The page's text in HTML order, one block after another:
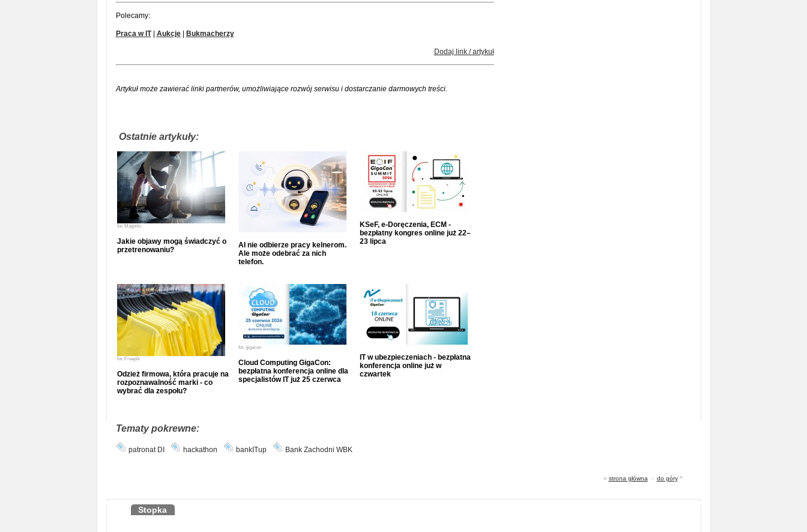
Polecamy:
Praca w IT| Aukcje| Bukmacherzy
Dodaj link / artykuł
Artykuł może zawierać linki partnerów, umożliwiające rozwój serwisu i dostarczanie darmowych treści.
Ostatnie artykuły:
fot. Magnific
Jakie objawy mogą świadczyć o
przetrenowaniu?
AI nie odbierze pracy kelnerom.
Ale może odebrać za nich
telefon.
KSeF, e-Doręczenia, ECM -
bezpłatny kongres online już 22–
23 lipca
fot. Freepik
Odzież firmowa, która pracuje na
rozpoznawalność marki - co
wybrać dla zespołu?
fot. gigacon
Cloud Computing GigaCon:
bezpłatna konferencja online dla
specjalistów IT już 25 czerwca
IT w ubezpieczeniach - bezpłatna
konferencja online już w
czwartek
Tematy pokrewne:
patronat DI hackathon bankITup Bank Zachodni WBK
« strona główna - do góry^
Stopka